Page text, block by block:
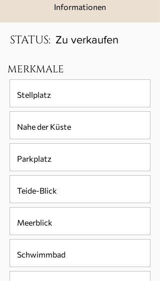
Informationen
STATUS: Zu verkaufen
MERKMALE
Stellplatz
Nahe der Küste
Parkplatz
Teide-Blick
Meerblick
Schwimmbad